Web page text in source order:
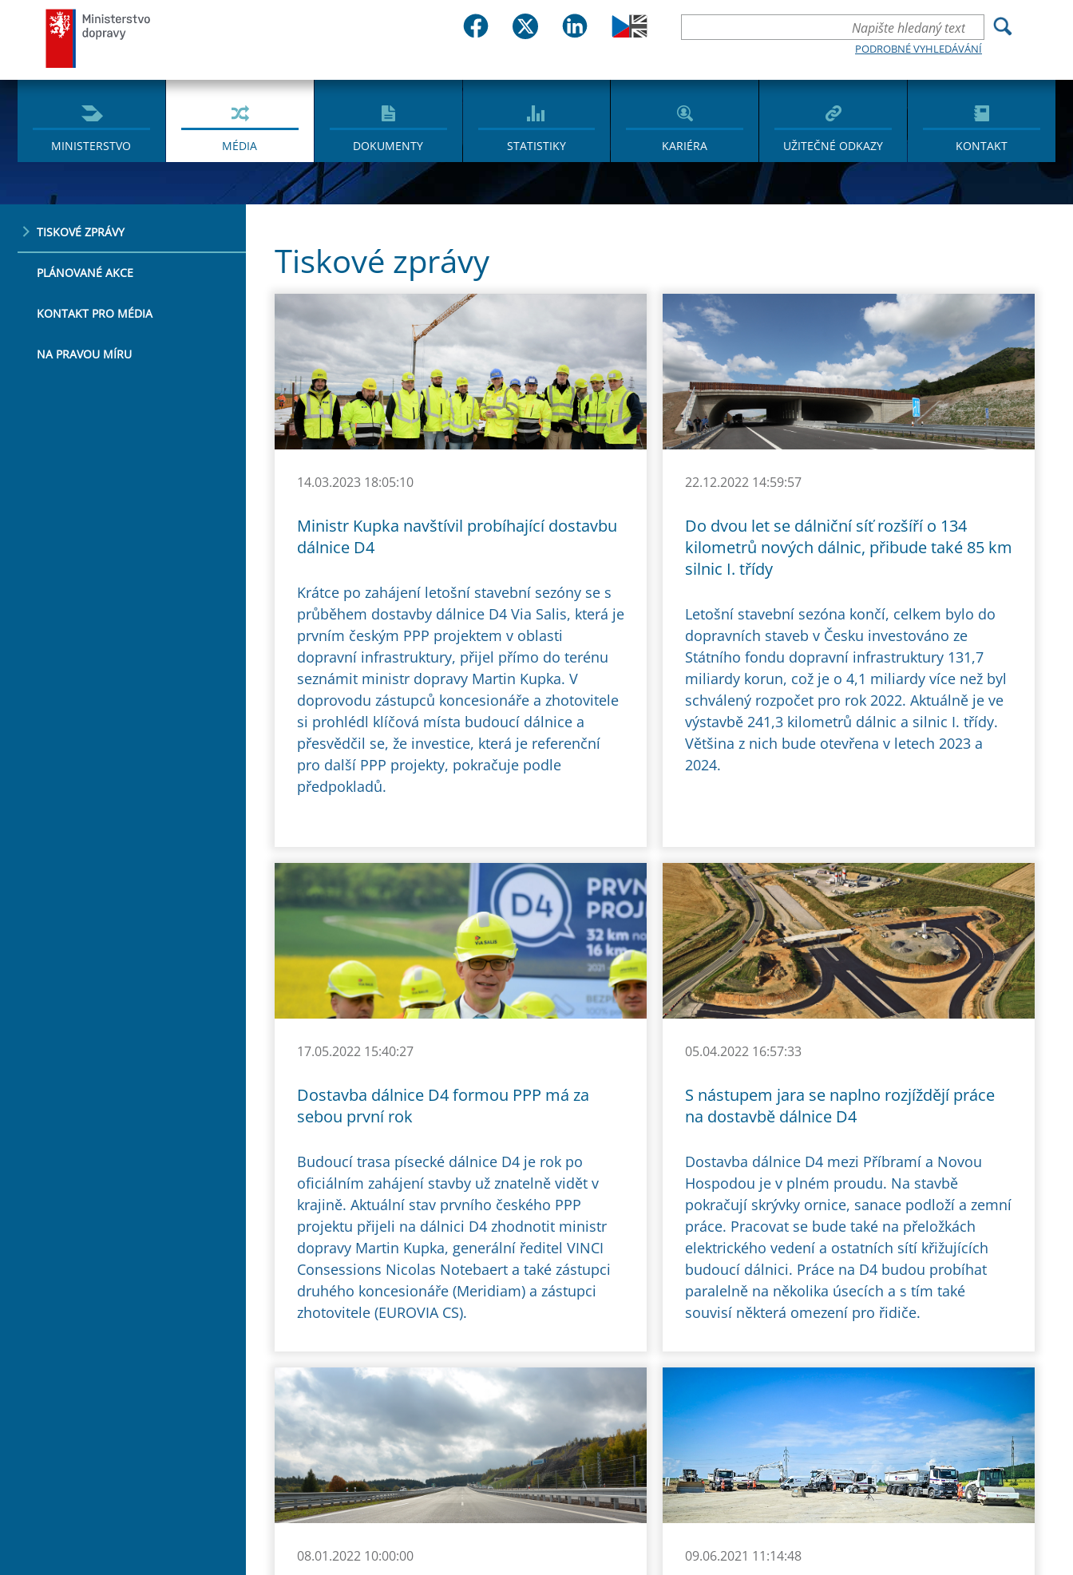
PODROBNÉ VYHLEDÁVÁNÍ
MINISTERSTVO MÉDIA DOKUMENTY STATISTIKY KARIÉRA UŽITEČNÉ ODKAZY KONTAKT
TISKOVÉ ZPRÁVY
PLÁNOVANÉ AKCE
KONTAKT PRO MÉDIA
NA PRAVOU MÍRU
Tiskové zprávy
14.03.2023 18:05:10
Ministr Kupka navštívil probíhající dostavbu
dálnice D4
Krátce po zahájení letošní stavební sezóny se s
průběhem dostavby dálnice D4 Via Salis, která je
prvním českým PPP projektem v oblasti
dopravní infrastruktury, přijel přímo do terénu
seznámit ministr dopravy Martin Kupka. V
doprovodu zástupců koncesionáře a zhotovitele
si prohlédl klíčová místa budoucí dálnice a
přesvědčil se, že investice, která je referenční
pro další PPP projekty, pokračuje podle
předpokladů.
22.12.2022 14:59:57
Do dvou let se dálniční síť rozšíří o 134
kilometrů nových dálnic, přibude také 85 km
silnic I. třídy
Letošní stavební sezóna končí, celkem bylo do
dopravních staveb v Česku investováno ze
Státního fondu dopravní infrastruktury 131,7
miliardy korun, což je o 4,1 miliardy více než byl
schválený rozpočet pro rok 2022. Aktuálně je ve
výstavbě 241,3 kilometrů dálnic a silnic I. třídy.
Většina z nich bude otevřena v letech 2023 a
2024.
17.05.2022 15:40:27
Dostavba dálnice D4 formou PPP má za
sebou první rok
Budoucí trasa písecké dálnice D4 je rok po
oficiálním zahájení stavby už znatelně vidět v
krajině. Aktuální stav prvního českého PPP
projektu přijeli na dálnici D4 zhodnotit ministr
dopravy Martin Kupka, generální ředitel VINCI
Consessions Nicolas Notebaert a také zástupci
druhého koncesionáře (Meridiam) a zástupci
zhotovitele (EUROVIA CS).
05.04.2022 16:57:33
S nástupem jara se naplno rozjíždějí práce
na dostavbě dálnice D4
Dostavba dálnice D4 mezi Příbramí a Novou
Hospodou je v plném proudu. Na stavbě
pokračují skrývky ornice, sanace podloží a zemní
práce. Pracovat se bude také na přeložkách
elektrického vedení a ostatních sítí křižujících
budoucí dálnici. Práce na D4 budou probíhat
paralelně na několika úsecích a s tím také
souvisí některá omezení pro řidiče.
08.01.2022 10:00:00 09.06.2021 11:14:48